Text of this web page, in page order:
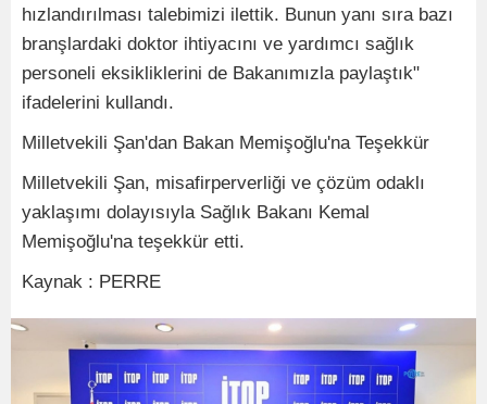
hızlandırılması talebimizi ilettik. Bunun yanı sıra bazı
branşlardaki doktor ihtiyacını ve yardımcı sağlık
personeli eksikliklerini de Bakanımızla paylaştık"
ifadelerini kullandı.
Milletvekili Şan'dan Bakan Memişoğlu'na Teşekkür
Milletvekili Şan, misafirperverliği ve çözüm odaklı
yaklaşımı dolayısıyla Sağlık Bakanı Kemal
Memişoğlu'na teşekkür etti.
Kaynak : PERRE